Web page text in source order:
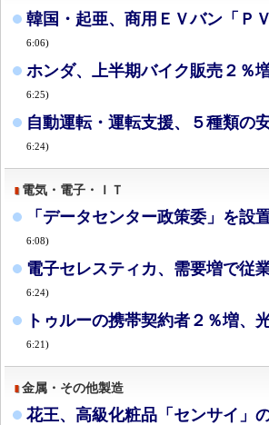
韓国・起亜、商用ＥＶバン「Ｐ
6:06)
ホンダ、上半期バイク販売２％
6:25)
自動運転・運転支援、５種類の
6:24)
電気・電子・ＩＴ
「データセンター政策委」を設
6:08)
電子セレスティカ、需要増で従
6:24)
トゥルーの携帯契約者２％増、
6:21)
金属・その他製造
花王、高級化粧品「センサイ」